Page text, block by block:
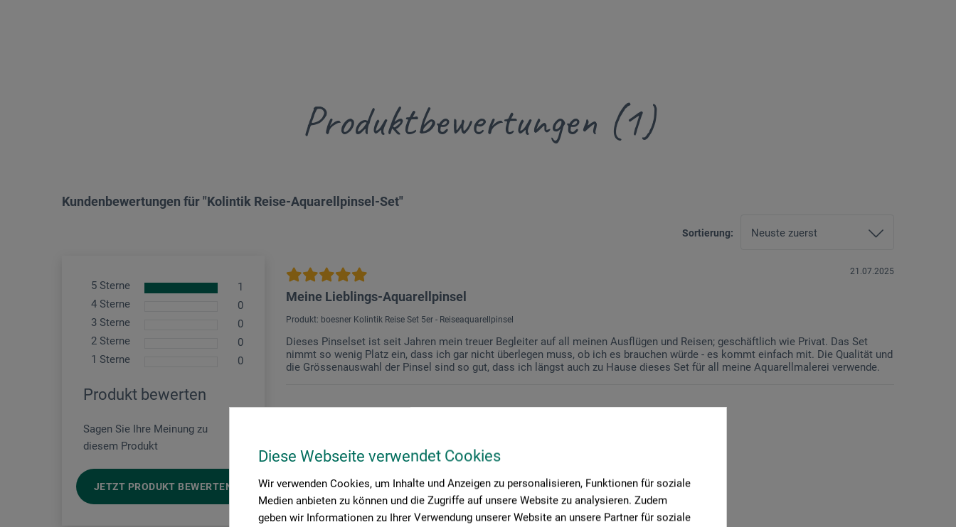
Diese Webseite verwendet Cookies
Wir verwenden Cookies, um Inhalte und Anzeigen zu personalisieren, Funktionen für soziale
Medien anbieten zu können und die Zugriffe auf unsere Website zu analysieren. Zudem
geben wir Informationen zu Ihrer Verwendung unserer Website an unsere Partner für soziale
Produktbewertungen (1)
Kundenbewertungen für "Kolintik Reise-Aquarellpinsel-Set"
Sortierung:
5 Sterne
1
4 Sterne
0
3 Sterne
0
2 Sterne
0
1 Sterne
0
Produkt bewerten
Sagen Sie Ihre Meinung zu
diesem Produkt
JETZT PRODUKT BEWERTEN
21.07.2025
Meine Lieblings-Aquarellpinsel
Produkt: boesner Kolintik Reise Set 5er - Reiseaquarellpinsel
Dieses Pinselset ist seit Jahren mein treuer Begleiter auf all meinen Ausflügen und Reisen; geschäftlich wie Privat. Das Set
nimmt so wenig Platz ein, dass ich gar nicht überlegen muss, ob ich es brauchen würde - es kommt einfach mit. Die Qualität und
die Grössenauswahl der Pinsel sind so gut, dass ich längst auch zu Hause dieses Set für all meine Aquarellmalerei verwende.